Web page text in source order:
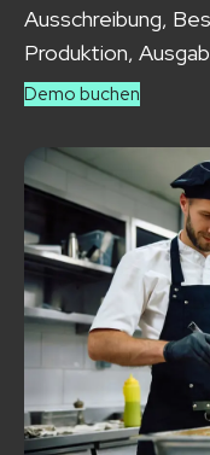
Ausschreibung,
Produktion,
Demo buchen